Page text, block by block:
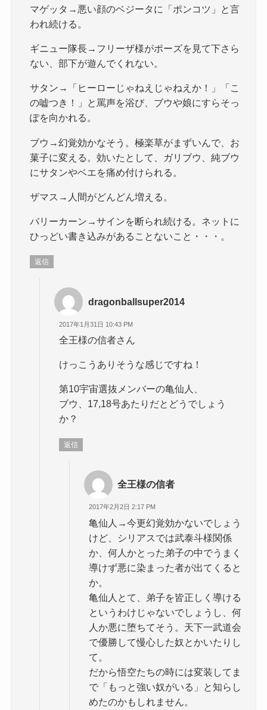
マゲッタ→悪い顔のベジータに「ポンコツ」と言
われ続ける。
ギニュー隊長→フリーザ様がポーズを見て下さら
ない、部下が遊んでくれない。
サタン→「ヒーローじゃねえじゃねえか！」「こ
の嘘つき！」と罵声を浴び、ブウや娘にすらそっ
ぽを向かれる。
ブウ→幻覚効かなそう。極楽草がまずいんで、お
菓子に変える。効いたとして、ガリブウ、純ブウ
にサタンやベエを痛め付けられる。
ザマス→人間がどんどん増える。
バリーカーン→サインを断られ続ける。ネットに
ひっどい書き込みがあることないこと・・・。
返信
dragonballsuper2014
2017年1月31日 10:43 PM
全王様の信者さん
けっこうありそうな感じですね！
第10宇宙選抜メンバーの亀仙人、
ブウ、17,18号あたりだとどうでしょう
か？
返信
全王様の信者
2017年2月2日 2:17 PM
亀仙人→今更幻覚効かないでしょう
けど、シリアスでは武泰斗様関係
か、何人かとった弟子の中でうまく
導けず悪に染まった者が出てくると
か。
亀仙人とて、弟子を皆正しく導ける
というわけじゃないでしょうし、何
人か悪に堕ちてそう。天下一武道会
で優勝して慢心した奴とかいたりし
て。
だから悟空たちの時には変装してま
で「もっと強い奴がいる」と知らし
めたのかもしれません。